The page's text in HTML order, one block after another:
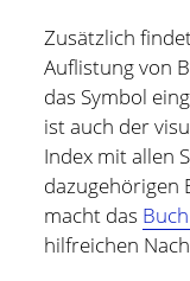
Beruflich
HMI-Design,
und bin zur Zeit
(PMT) im
GmbH
In meiner Freizeit
Zusätzlich
Auflistung von
das Symbol
ist auch der
Index mit allen
dazugehörigen
macht das
hilfreichen